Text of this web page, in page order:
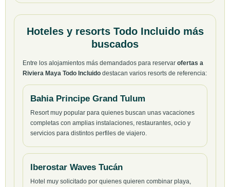
Hoteles y resorts Todo Incluido más
buscados
Entre los alojamientos más demandados para reservar ofertas a
Riviera Maya Todo Incluido destacan varios resorts de referencia:
Bahia Principe Grand Tulum
Resort muy popular para quienes buscan unas vacaciones
completas con amplias instalaciones, restaurantes, ocio y
servicios para distintos perfiles de viajero.
Iberostar Waves Tucán
Hotel muy solicitado por quienes quieren combinar playa,